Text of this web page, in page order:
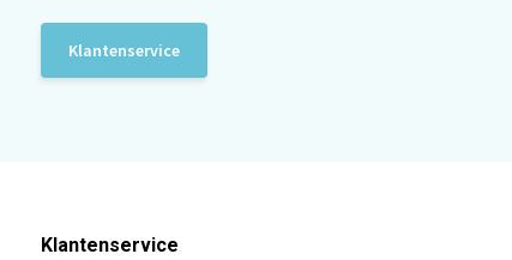
Klantenservice
Klantenservice